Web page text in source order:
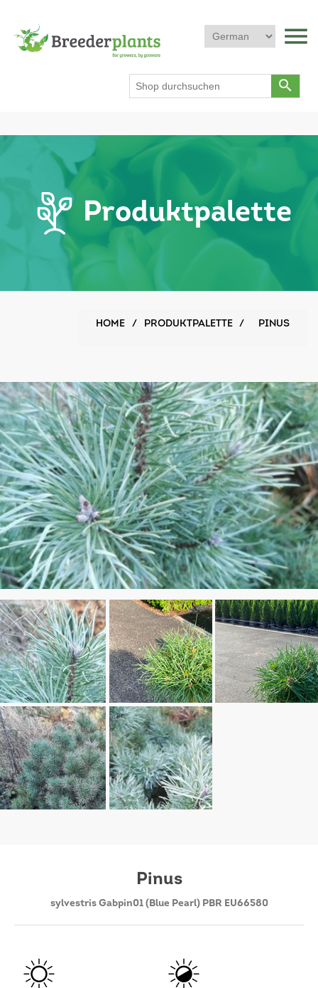
menu
search
Produktpalette
HOME / PRODUKTPALETTE / PINUS
Pinus
sylvestris Gabpin01 (Blue Pearl) PBR EU66580